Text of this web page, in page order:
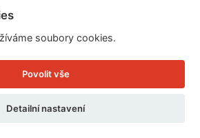
Doručíme do: 10.8.
soubory cookies.
Povolit vše
Detailní nastavení